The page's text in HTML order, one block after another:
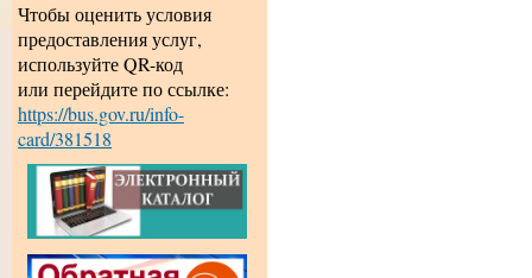
Чтобы оценить условия
предоставления услуг,
используйте QR-код
или перейдите по ссылке:
https://bus.gov.ru/info-
card/381518